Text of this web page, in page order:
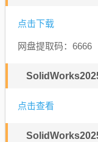
点击下载
网盘提取码： 6666
点击查看